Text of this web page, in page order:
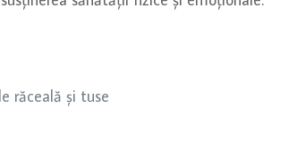
răceală și tuse